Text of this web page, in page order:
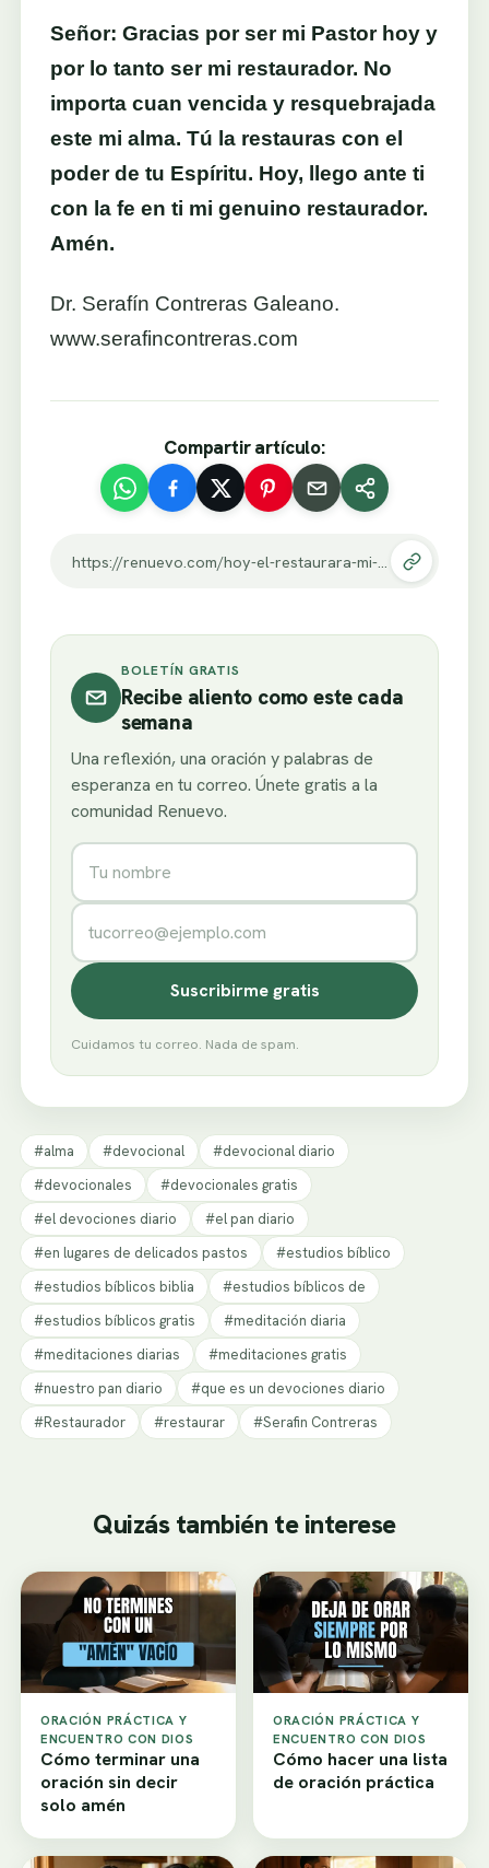
Señor: Gracias por ser mi Pastor hoy y
por lo tanto ser mi restaurador. No
importa cuan vencida y resquebrajada
este mi alma. Tú la restauras con el
poder de tu Espíritu. Hoy, llego ante ti
con la fe en ti mi genuino restaurador.
Amén.
Dr. Serafín Contreras Galeano.
www.serafincontreras.com
Compartir artículo:
https://renuevo.com/hoy-el-restaurara-mi-alma.html
BOLETÍN GRATIS
Recibe aliento como este cada
semana
Una reflexión, una oración y palabras de
esperanza en tu correo. Únete gratis a la
comunidad Renuevo.
Nombre
Correo electrónico
Suscribirme gratis
Cuidamos tu correo. Nada de spam.
#alma #devocional
#devocional diario
#devocionales
#devocionales gratis
#el devociones diario
#el pan diario
#en lugares de delicados pastos
#estudios bíblico
#estudios bíblicos biblia
#estudios bíblicos de
#estudios bíblicos gratis
#meditación diaria
#meditaciones diarias
#meditaciones gratis
#nuestro pan diario
#que es un devociones diario
#Restaurador
#restaurar #Serafin Contreras
Quizás también te interese
ORACIÓN PRÁCTICA Y
ENCUENTRO CON DIOS
Cómo terminar una
oración sin decir
solo amén
ORACIÓN PRÁCTICA Y
ENCUENTRO CON DIOS
Cómo hacer una lista
de oración práctica